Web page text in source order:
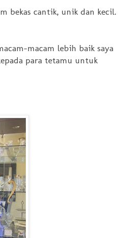
bekas cantik, unik dan kecil.
macam lebih baik saya
para tetamu untuk